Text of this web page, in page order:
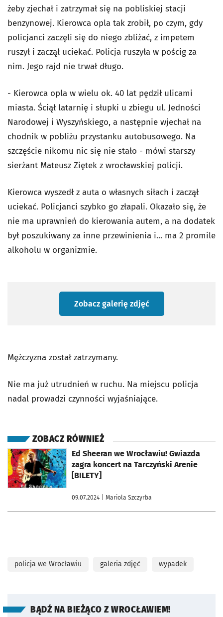
żeby zjechał i zatrzymał się na pobliskiej stacji
benzynowej. Kierowca opla tak zrobił, po czym, gdy
policjanci zaczęli się do niego zbliżać, z impetem
ruszył i zaczął uciekać. Policja ruszyła w pościg za
nim. Jego rajd nie trwał długo.
- Kierowca opla w wielu ok. 40 lat pędził ulicami
miasta. Ściął latarnię i słupki u zbiegu ul. Jedności
Narodowej i Wyszyńskiego, a następnie wjechał na
chodnik w pobliżu przystanku autobusowego. Na
szczęście nikomu nic się nie stało - mówi starszy
sierżant Mateusz Ziętek z wrocławskiej policji.
Kierowca wyszedł z auta o własnych siłach i zaczął
uciekać. Policjanci szybko go złapali. Okazało się, że
nie ma uprawnień do kierowania autem, a na dodatek
był poszukiwany za inne przewinienia i... ma 2 promile
alkoholu w organizmie.
Zobacz galerię zdjęć
Mężczyzna został zatrzymany.
Nie ma już utrudnień w ruchu. Na miejscu policja
nadal prowadzi czynności wyjaśniające.
ZOBACZ RÓWNIEŻ
Ed Sheeran we Wrocławiu! Gwiazda
zagra koncert na Tarczyński Arenie
[BILETY]
09.07.2024 | Mariola Szczyrba
otworzy się w nowej karcie
policja we Wrocławiu galeria zdjęć wypadek
BĄDŹ NA BIEŻĄCO Z WROCŁAWIEM!